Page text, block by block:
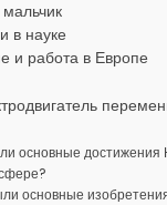
в науке
и работа в Европе
основные достижения
основные